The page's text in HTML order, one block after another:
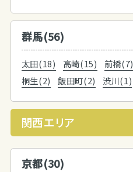
群馬(56)
太田(18) 高崎(15) 前橋(7)
桐生(2)
飯田町(2) 渋川(1)
関西エリア
京都(30)